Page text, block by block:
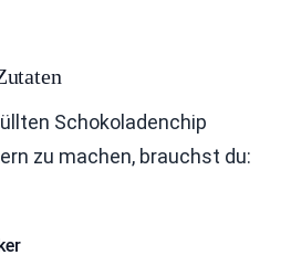
Schokoladenchip
zu machen, brauchst du: